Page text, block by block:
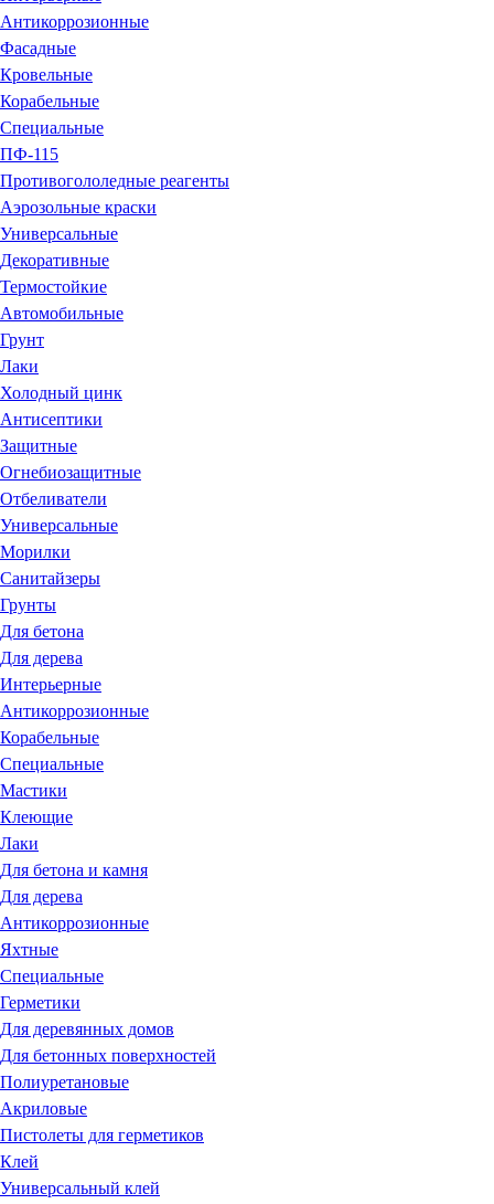
Антикоррозионные
Фасадные
Кровельные
Корабельные
Специальные
ПФ-115
Противогололедные реагенты
Аэрозольные краски
Универсальные
Декоративные
Термостойкие
Автомобильные
Грунт
Лаки
Холодный цинк
Антисептики
Защитные
Огнебиозащитные
Отбеливатели
Универсальные
Морилки
Санитайзеры
Грунты
Для бетона
Для дерева
Интерьерные
Антикоррозионные
Корабельные
Специальные
Мастики
Клеющие
Лаки
Для бетона и камня
Для дерева
Антикоррозионные
Яхтные
Специальные
Герметики
Для деревянных домов
Для бетонных поверхностей
Полиуретановые
Акриловые
Пистолеты для герметиков
Клей
Универсальный клей